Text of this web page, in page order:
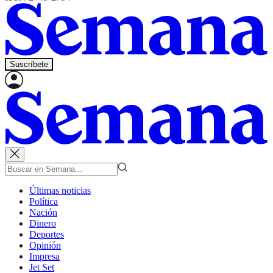
Suscríbete
Últimas noticias
Política
Nación
Dinero
Deportes
Opinión
Impresa
Jet Set